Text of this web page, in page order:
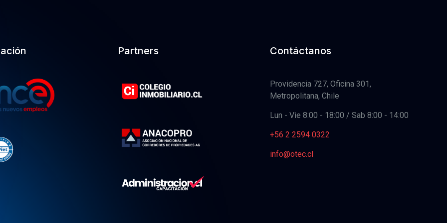
Partners Contáctanos
Providencia 727, Oficina 301,
Metropolitana, Chile
Lun - Vie 8:00 - 18:00 / Sab 8:00 - 14:00
+56 2 2594 0322
info@otec.cl